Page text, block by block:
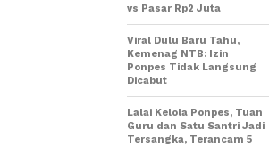
vs Pasar Rp2 Juta
Viral Dulu Baru Tahu,
Kemenag NTB: Izin
Ponpes Tidak Langsung
Dicabut
Lalai Kelola Ponpes, Tuan
Guru dan Satu Santri Jadi
Tersangka, Terancam 5